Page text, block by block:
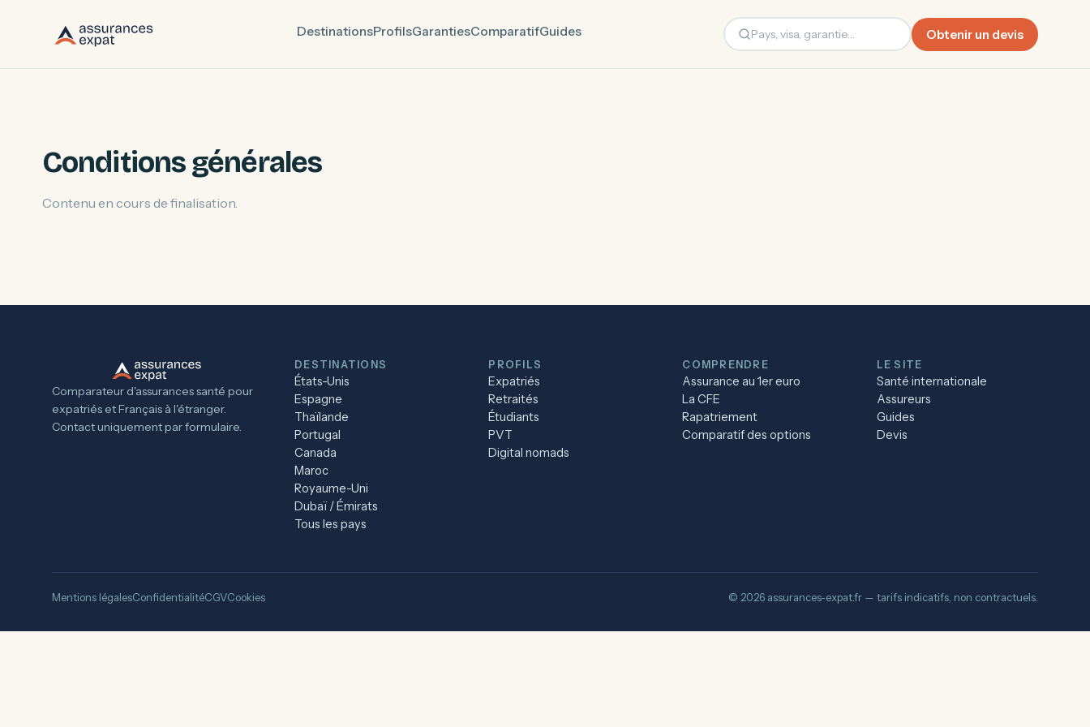
DestinationsProfilsGarantiesComparatifGuides Obtenir un devis
Conditions générales
Contenu en cours de finalisation.
Comparateur d'assurances santé pour
expatriés et Français à l'étranger.
Contact uniquement par formulaire.
DESTINATIONS
États-Unis
Espagne
Thaïlande
Portugal
Canada
Maroc
Royaume-Uni
Dubaï / Émirats
Tous les pays
PROFILS
Expatriés
Retraités
Étudiants
PVT
Digital nomads
COMPRENDRE
Assurance au 1er euro
La CFE
Rapatriement
Comparatif des options
LE SITE
Santé internationale
Assureurs
Guides
Devis
Mentions légalesConfidentialitéCGVCookies © 2026 assurances-expat.fr — tarifs indicatifs, non contractuels.